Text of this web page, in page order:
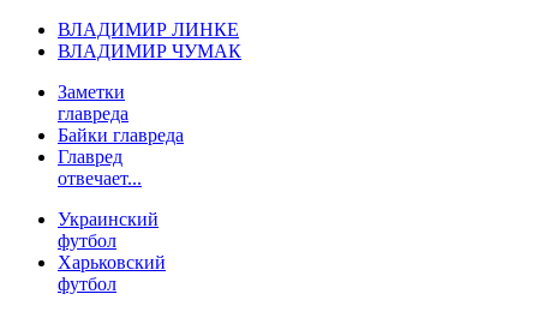
ВЛАДИМИР ЛИНКЕ
ВЛАДИМИР ЧУМАК
Заметки
главреда
Байки главреда
Главред
отвечает...
Украинский
футбол
Харьковский
футбол